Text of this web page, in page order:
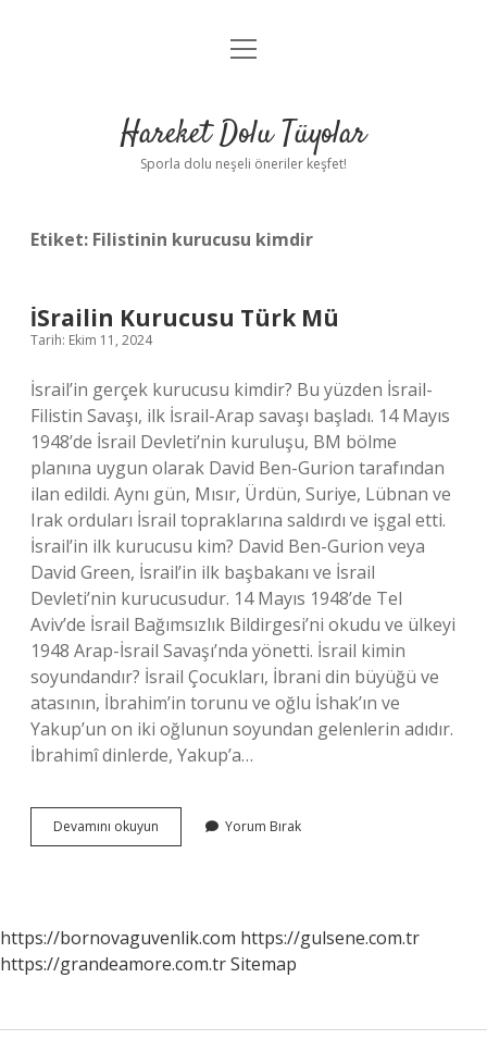
Anasayfa
Yasal Uyarı
menüyü
Hareket Dolu Tüyolar
Sporla dolu neşeli öneriler keşfet!
Etiket: Filistinin kurucusu kimdir
İSrailin Kurucusu Türk Mü
Tarih: Ekim 11, 2024
İsrail’in gerçek kurucusu kimdir? Bu yüzden İsrail-
Filistin Savaşı, ilk İsrail-Arap savaşı başladı. 14 Mayıs
1948’de İsrail Devleti’nin kuruluşu, BM bölme
planına uygun olarak David Ben-Gurion tarafından
ilan edildi. Aynı gün, Mısır, Ürdün, Suriye, Lübnan ve
Irak orduları İsrail topraklarına saldırdı ve işgal etti.
İsrail’in ilk kurucusu kim? David Ben-Gurion veya
David Green, İsrail’in ilk başbakanı ve İsrail
Devleti’nin kurucusudur. 14 Mayıs 1948’de Tel
Aviv’de İsrail Bağımsızlık Bildirgesi’ni okudu ve ülkeyi
1948 Arap-İsrail Savaşı’nda yönetti. İsrail kimin
soyundandır? İsrail Çocukları, İbrani din büyüğü ve
atasının, İbrahim’in torunu ve oğlu İshak’ın ve
Yakup’un on iki oğlunun soyundan gelenlerin adıdır.
İbrahimî dinlerde, Yakup’a…
Devamını okuyun
Kurucusu
Yorum Bırak
https://bornovaguvenlik.com https://gulsene.com.tr
https://grandeamore.com.trSitemap